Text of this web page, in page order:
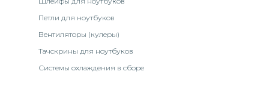
Петли для ноутбуков
Вентиляторы (кулеры)
Тачскрины для ноутбуков
Системы охлаждения в сборе